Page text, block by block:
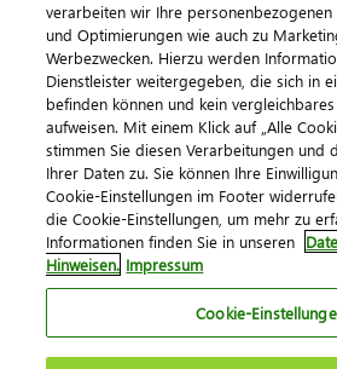
© 2026 DATEV
ImpressumDatenschutz
Cookie-
verarbeiten wir Ihre personenbezogenen
und Optimierungen wie auch zu
Werbezwecken. Hierzu werden
Dienstleister weitergegeben, die sich in
befinden können und kein
aufweisen. Mit einem Klick auf „Alle
stimmen Sie diesen Verarbeitungen und
Ihrer Daten zu. Sie können Ihre
Cookie-Einstellungen im Footer
die Cookie-Einstellungen, um mehr zu
Informationen finden Sie in unseren
Hinweisen. Impressum
Cookie-